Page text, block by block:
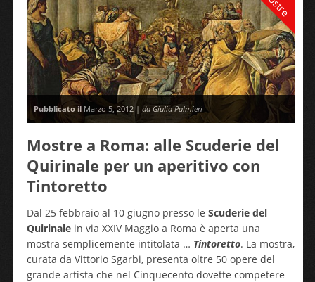
Pubblicato ilMarzo 5, 2012 | da Giulia Palmieri
Mostre a Roma: alle Scuderie del
Quirinale per un aperitivo con
Tintoretto
Dal 25 febbraio al 10 giugno presso le Scuderie del
Quirinalein via XXIV Maggio a Roma è aperta una
mostra semplicemente intitolata … Tintoretto. La mostra,
curata da Vittorio Sgarbi, presenta oltre 50 opere del
grande artista che nel Cinquecento dovette competere